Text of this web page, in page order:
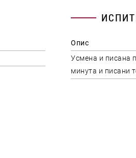
Опис
Усмена и писана
минута и писани